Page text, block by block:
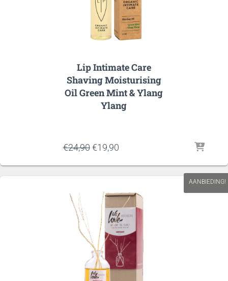
Lip Intimate Care
Shaving Moisturising
Oil Green Mint & Ylang
Ylang
€24,90 Oorspronkelijke
was:
€19,90Huidige
is:
AANBIEDING!